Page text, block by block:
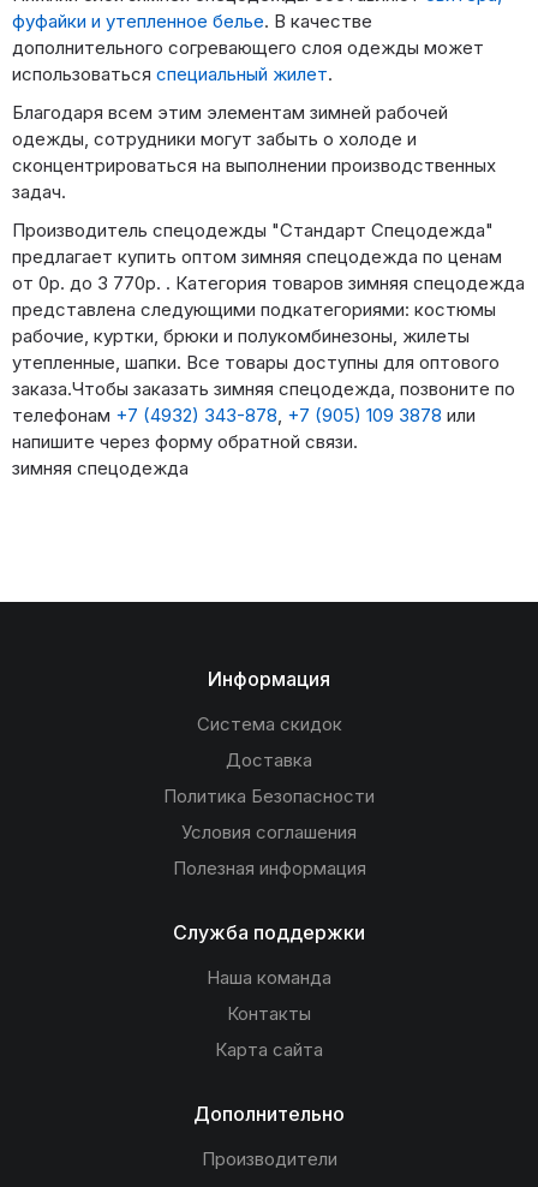
фуфайки и утепленное белье. В качестве
дополнительного согревающего слоя одежды может
использоваться специальный жилет.
Благодаря всем этим элементам зимней рабочей
одежды, сотрудники могут забыть о холоде и
сконцентрироваться на выполнении производственных
задач.
Производитель спецодежды "Стандарт Спецодежда"
предлагает купить оптом зимняя спецодежда по ценам
от 0р. до 3 770р. . Категория товаров зимняя спецодежда
представлена следующими подкатегориями: костюмы
рабочие, куртки, брюки и полукомбинезоны, жилеты
утепленные, шапки. Все товары доступны для оптового
заказа.Чтобы заказать зимняя спецодежда, позвоните по
телефонам +7 (4932) 343-878 +7 (905) 109 3878 или
напишите через форму обратной связи.
зимняя спецодежда
Информация
Система скидок
Доставка
Политика Безопасности
Условия соглашения
Полезная информация
Служба поддержки
Наша команда
Контакты
Карта сайта
Дополнительно
Производители